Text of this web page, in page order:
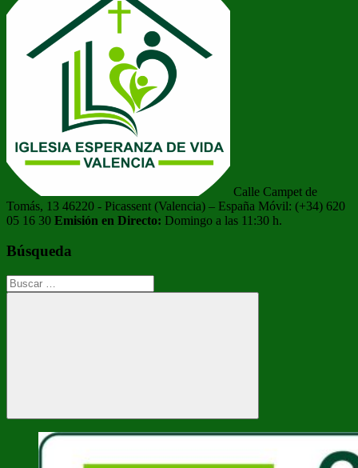
Calle Campet de
Tomás, 13 46220 - Picassent (Valencia) – España Móvil: (+34) 620
05 16 30 Emisión en Directo: Domingo a las 11:30 h.
Búsqueda
Buscar:
Buscar